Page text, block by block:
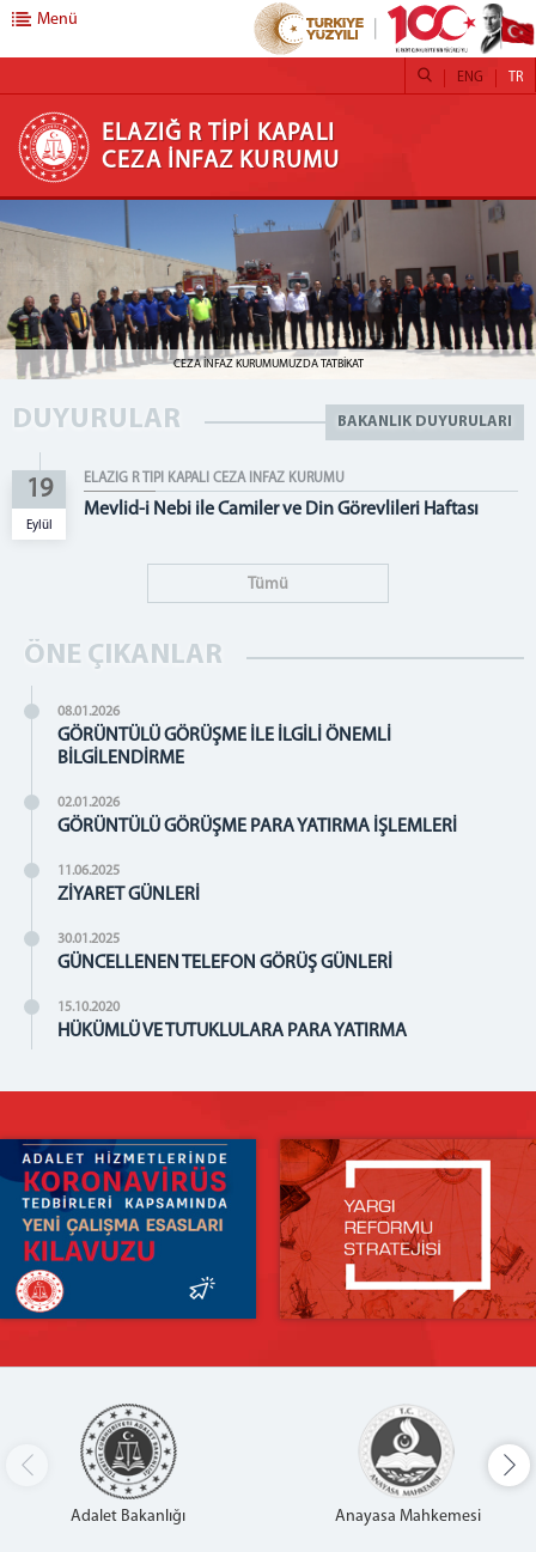
ELAZIĞ R TİPİ KAPALI CEZA İNFAZ KURUMU
ANASAYFA
GENEL MÜDÜRLÜK
ELAZIĞ ADLİYESİ
SERVİSLERİMİZ
EĞİTİM SERVİSİ
PSİKO-SOSYAL SERVİSİ
MESAJIMIZ
Menü
ELAZIĞ R TİPİ KAPALI
CEZA İNFAZ KURUMU
TR
ENG
CEZA İNFAZ KURUMUMUZDA TATBİKAT
BAKANLIK DUYURULARI
DUYURULAR
19
Eylül
ELAZIĞ R TİPİ KAPALI CEZA İNFAZ KURUMU
Mevlid-i Nebi ile Camiler ve Din Görevlileri Haftası
Tümü
ÖNE ÇIKANLAR
08.01.2026
GÖRÜNTÜLÜ GÖRÜŞME İLE İLGİLİ ÖNEMLİ
BİLGİLENDİRME
02.01.2026
GÖRÜNTÜLÜ GÖRÜŞME PARA YATIRMA İŞLEMLERİ
11.06.2025
ZİYARET GÜNLERİ
30.01.2025
GÜNCELLENEN TELEFON GÖRÜŞ GÜNLERİ
15.10.2020
HÜKÜMLÜ VE TUTUKLULARA PARA YATIRMA
Adalet Bakanlığı Anayasa Mahkemesi